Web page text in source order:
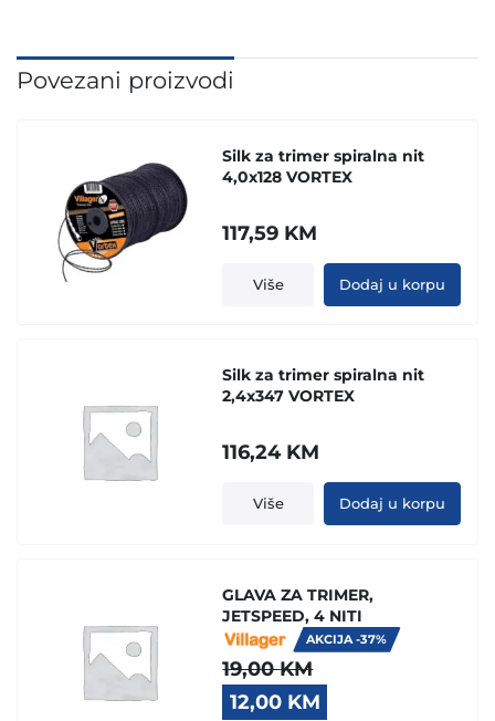
Povezani proizvodi
Silk za trimer spiralna nit
4,0x128 VORTEX
117,59 KM
Više Dodaj u korpu
Silk za trimer spiralna nit
2,4x347 VORTEX
116,24 KM
Više Dodaj u korpu
GLAVA ZA TRIMER,
JETSPEED, 4 NITI
AKCIJA -37%
19,00KM
Original
12,00 KM